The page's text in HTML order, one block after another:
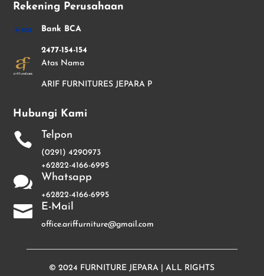
Rekening Perusahaan
Bank BCA
2477-154-154
Atas Nama
ARIF FURNITURES JEPARA P
Hubungi Kami
 Telpon
(0291) 4290973
+62822-4166-6995
 Whatsapp
+62822-4166-6995
 E-Mail
office.ariffurniture@gmail.com
© 2024 FURNITURE JEPARA | ALL RIGHTS